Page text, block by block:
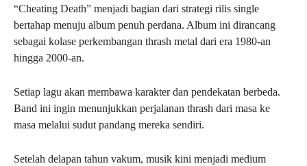
“Cheating Death” menjadi bagian dari strategi rilis single
bertahap menuju album penuh perdana. Album ini dirancang
sebagai kolase perkembangan thrash metal dari era 1980-an
hingga 2000-an.
Setiap lagu akan membawa karakter dan pendekatan berbeda.
Band ini ingin menunjukkan perjalanan thrash dari masa ke
masa melalui sudut pandang mereka sendiri.
Setelah delapan tahun vakum, musik kini menjadi medium